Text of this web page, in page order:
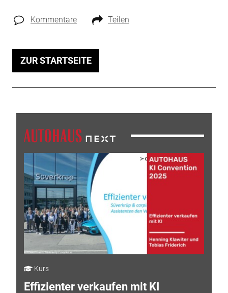
Kommentare Teilen
ZUR STARTSEITE
Kurs
Effizienter verkaufen mit KI